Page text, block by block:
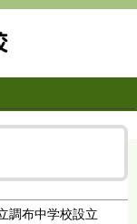
調布中学校設立